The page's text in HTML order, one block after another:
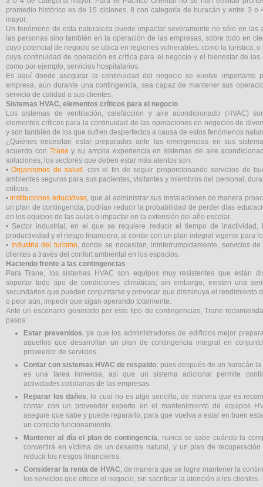
promedio histórico es de 15 ciclones, 8 con categoría de huracán y entre 3 o
mayor.
Un fenómeno de esta naturaleza puede impactar severamente no sólo en las
las personas sino también en la operación de las empresas, sobre todo en
cuyo potencial de negocio se ubica en regiones vulnerables, como la turística;
cuya continuidad de operación es crítica para el negocio y el bienestar de las
como por ejemplo, servicios hospitalarios.
Es aquí donde asegurar la continuidad del negocio se vuelve importante
empresa, aún durante una contingencia, sea capaz de mantener sus
servicio de calidad a sus clientes.
Sistemas HVAC, elementos críticos para el negocio
Los sistemas de ventilación, calefacción y aire acondicionado (HVAC)
elementos críticos para la continuidad de las operaciones en negocios de
y son también de los que sufren desperfectos a causa de estos fenómenos
¿Quiénes necesitan estar preparados ante las emergencias en sus
acuerdo con Trane y su amplia experiencia en sistemas de aire
soluciones, los sectores que deben estar más atentos son:
•Organismos de salud , con el fin de seguir proporcionando servicios de
ambientes seguros para sus pacientes, visitantes y miembros del personal;
críticos.
• Instituciones educativas, que al administrar sus instalaciones de manera
un plan de contingencia, podrían reducir la probabilidad de perder días
en los equipos de las aulas o impactar en la extensión del año escolar.
• Sector industrial, en el que se requiere reducir el tiempo de inactividad,
productividad y el riesgo financiero, al contar con un plan integral vigente para
• Industria del turismo, donde se necesitan, ininterrumpidamente, servicios
clientes a través del confort ambiental en los espacios.
Haciendo frente a las contingencias
Para Trane, los sistemas HVAC son equipos muy resistentes que están
soportar todo tipo de condiciones climáticas; sin embargo, existen una
secundarios que pueden conjuntarse y provocar que disminuya el rendimiento
o peor aún, impedir que sigan operando totalmente.
Ante un escenario generado por este tipo de contingencias, Trane
pasos:
Estar prevenidos, ya que los administradores de edificios mejor
aquellos que desarrollan un plan de contingencia integral en
proveedor de servicios.
Contar con sistemas HVAC de respaldo; pues después de un huracán
es una tarea inmensa, así que un sistema adicional permite
actividades cotidianas de las empresas.
Reparar los daños; lo cual no es algo sencillo, de manera que es
contar con un proveedor experto en el mantenimiento de equipos
asegure que sabe y puede repararlo, para que vuelva a estar en buen
un correcto funcionamiento.
Mantener al día el plan de contingencia, nunca se sabe cuándo la
convertirá en víctima de un desastre natural, y un plan de recuperación
reducir los riesgos financieros.
Considerar la renta de HVAC, de manera que se logre mantener la
los servicios que ofrece el negocio, sin sacrificar la atención a los clientes.